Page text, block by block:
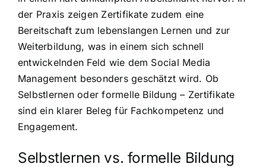
der Praxis zeigen Zertifikate zudem eine
Bereitschaft zum lebenslangen Lernen und zur
Weiterbildung, was in einem sich schnell
entwickelnden Feld wie dem Social Media
Management besonders geschätzt wird. Ob
Selbstlernen oder formelle Bildung – Zertifikate
sind ein klarer Beleg für Fachkompetenz und
Engagement.
Selbstlernen vs. formelle Bildung